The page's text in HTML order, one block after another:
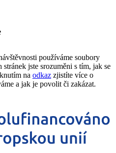
používáme soubory
jste srozuměni s tím, jak se
na odkaz zjistíte více o
a jak je povolit či zakázat.